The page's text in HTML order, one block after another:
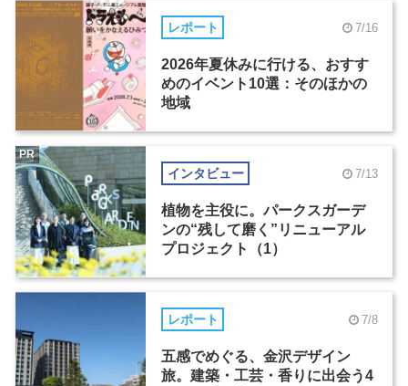
レポート 7/16
2026年夏休みに行ける、おすす
めのイベント10選：そのほかの
地域
インタビュー 7/13
植物を主役に。パークスガーデ
ンの“残して磨く”リニューアル
プロジェクト（1）
PR
レポート 7/8
五感でめぐる、金沢デザイン
旅。建築・工芸・香りに出会う4